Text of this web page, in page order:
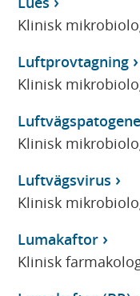
Klinisk
Luftprovtagning
Klinisk
Klinisk
Luftvägsvirus
Klinisk
Lumakaftor
Klinisk